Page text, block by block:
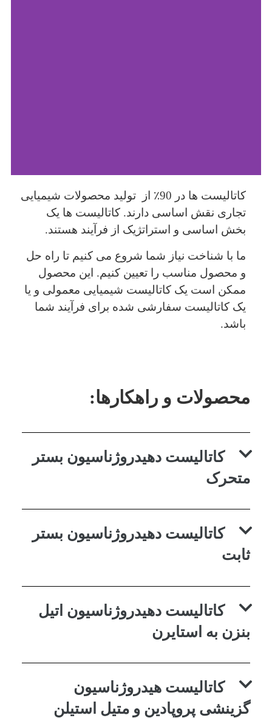
کاتالیست ها در 90٪ از تولید محصولات شیمیایی
تجاری نقش اساسی دارند. کاتالیست ها یک
بخش اساسی و استراتژیک از فرآیند هستند.
ما با شناخت نیاز شما شروع می کنیم تا راه حل
و محصول مناسب را تعیین کنیم. این محصول
ممکن است یک کاتالیست شیمیایی معمولی و یا
یک کاتالیست سفارشی شده برای فرآیند شما
باشد.
محصولات و راهکارها:
کاتالیست دهیدروژناسیون بستر
متحرک
کاتالیست دهیدروژناسیون بستر
ثابت
کاتالیست دهیدروژناسیون اتیل
بنزن به استایرن
کاتالیست هیدروژناسیون
گزینشی پروپادين و متيل استيلن